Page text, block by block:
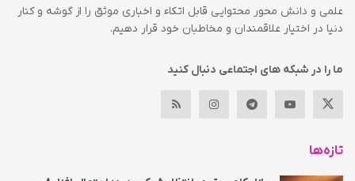
علمی و دانش محور محتوایی قابل اتکاء و اخباری موثق را از گوشه و کنار
دنیا در اختیار علاقمندان و مخاطبان خود قرار دهیم.
ما را در شبکه های اجتماعی دنبال کنید
تازه‌ها